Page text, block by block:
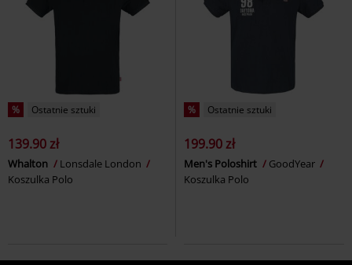
% Ostatnie sztuki
139.90 zł
Whalton
Lonsdale London
Koszulka Polo
% Ostatnie sztuki
199.90 zł
Men's Poloshirt
GoodYear
Koszulka Polo